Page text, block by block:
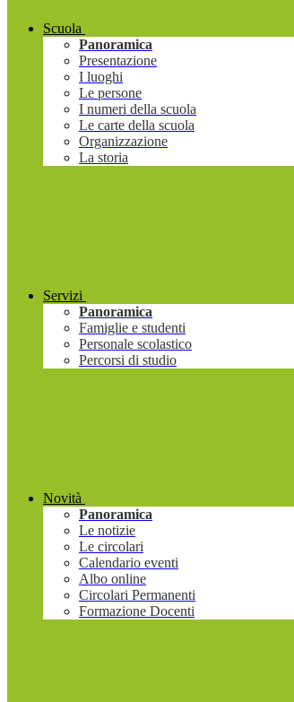
Scuola
Panoramica
Presentazione
I luoghi
Le persone
I numeri della scuola
Le carte della scuola
Organizzazione
La storia
Servizi
Panoramica
Famiglie e studenti
Personale scolastico
Percorsi di studio
Novità
Panoramica
Le notizie
Le circolari
Calendario eventi
Albo online
Circolari Permanenti
Formazione Docenti